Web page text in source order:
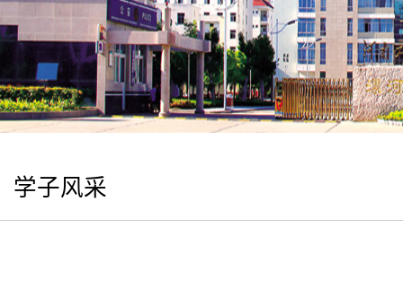
学子风采